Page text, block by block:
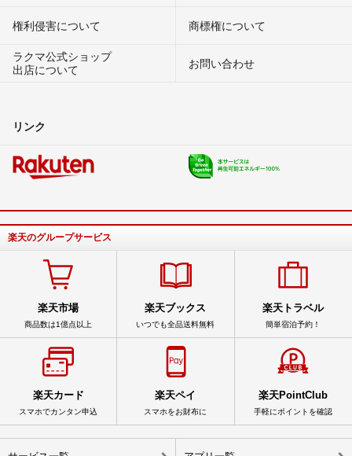
権利侵害について
商標権について
ラクマ公式ショップ
出店について
お問い合わせ
リンク
楽天のグループサービス
楽天市場
商品数は1億点以上
楽天ブックス
いつでも全品送料無料
楽天トラベル
簡単宿泊予約！
楽天カード
スマホでカンタン申込
楽天ペイ
スマホをお財布に
楽天PointClub
手軽にポイントを確認